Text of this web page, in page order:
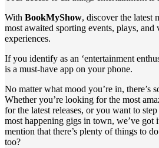
With BookMyShow, discover the latest
most awaited sporting events, plays,
experiences.
If you identify as an ‘entertainment
is a must-have app on your phone.
No matter what mood you’re in, there’s
Whether you’re looking for the most
for the latest releases, or you want to
most happening gigs in town, we’ve got
mention that there’s plenty of things to
too?